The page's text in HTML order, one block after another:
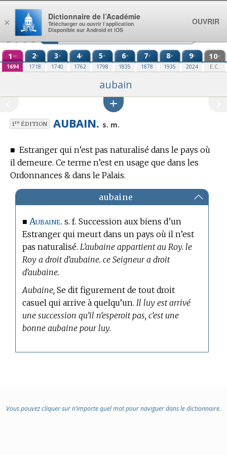
Aller au contenu
1 re
1694
2e
1718
3e
1740
4e
1762
5e
1798
6e
1835
7e
1878
8e
1935
9e
2024
10e
E.C.
aubain
1reÉDITION AUBAIN. s. m.
■ Estranger qui n’est pas naturalisé dans le pays où
il demeure. Ce terme n’est en usage que dans les
Ordonnances & dans le Palais.
aubaine
■ Aubaine. s. f. Succession aux biens d’un
Estranger qui meurt dans un pays où il n’est
pas naturalisé. L’aubaine appartient au Roy. le
Roy a droit d’aubaine. ce Seigneur a droit
d’aubaine.
Aubaine, Se dit figurement de tout droit
casuel qui arrive à quelqu’un.Il luy est arrivé
une succession qu’il n’esperoit pas, c’est une
bonne aubaine pour luy.
Vous pouvez cliquer sur n’importe quel mot pour naviguer dans le dictionnaire.
×
Dictionnaire de l’Académie
Télécharger ou ouvrir l’application
Disponible sur Android et iOS
OUVRIR